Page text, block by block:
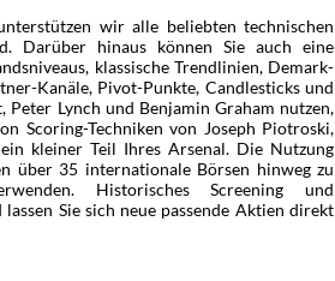
wir alle beliebten technischen
Darüber hinaus können Sie auch eine
klassische Trendlinien, Demark-
Kanäle, Pivot-Punkte, Candlesticks und
Lynch und Benjamin Graham nutzen,
Scoring-Techniken von Joseph Piotroski,
kleiner Teil Ihres Arsenal. Die Nutzung
über 35 internationale Börsen hinweg zu
Historisches Screening und
Sie sich neue passende Aktien direkt